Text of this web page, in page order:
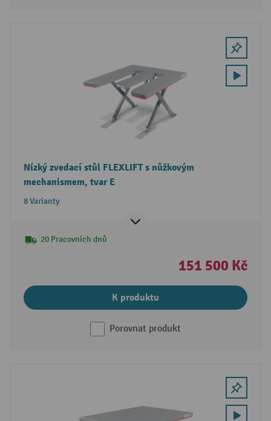
Nízký zvedací stůl FLEXLIFT s nůžkovým
mechanismem, tvar E
8 Varianty
20 Pracovních dnů
151 500 Kč
K produktu
Porovnat produkt